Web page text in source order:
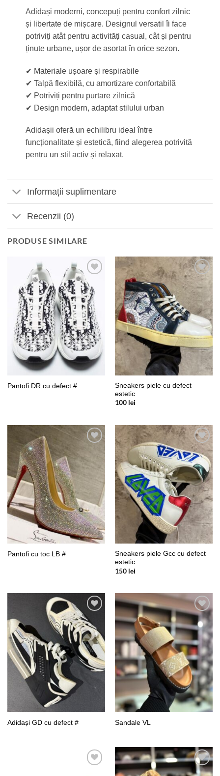
Adidași moderni, concepuți pentru confort zilnic
și libertate de mișcare. Designul versatil îi face
potriviți atât pentru activități casual, cât și pentru
ținute urbane, ușor de asortat în orice sezon.
✔ Materiale ușoare și respirabile
✔ Talpă flexibilă, cu amortizare confortabilă
✔ Potriviți pentru purtare zilnică
✔ Design modern, adaptat stilului urban
Adidașii oferă un echilibru ideal între
funcționalitate și estetică, fiind alegerea potrivită
pentru un stil activ și relaxat.
Informații suplimentare
Recenzii (0)
PRODUSE SIMILARE
Add to
wishlist
Pantofi DR cu defect #
Add to
wishlist
Sneakers piele cu defect
estetic
100 lei
wishlist
Pantofi cu toc LB #
Add to
wishlist
Sneakers piele Gcc cu defect
estetic
150 lei
Add to
wishlist
Adidași GD cu defect #
Add to
wishlist
Sandale VL
Add to